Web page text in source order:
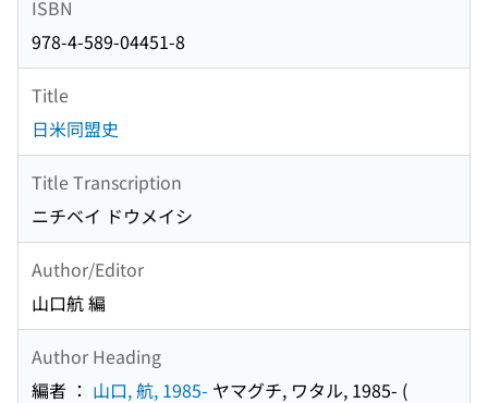
ISBN
978-4-589-04451-8
Title
日米同盟史
Title Transcription
ニチベイ ドウメイシ
Author/Editor
山口航 編
Author Heading
編者 ： 山口, 航, 1985- ヤマグチ, ワタル, 1985- (